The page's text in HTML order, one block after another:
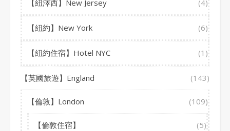
【紐澤西】New Jersey (4)
【紐約】New York (6)
【紐約住宿】Hotel NYC (1)
【英國旅遊】England (143)
【倫敦】London (109)
【倫敦住宿】 (5)